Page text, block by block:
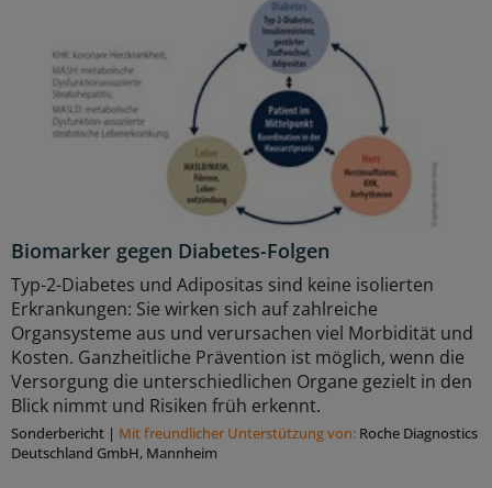
Biomarker gegen Diabetes-Folgen
Typ-2-Diabetes und Adipositas sind keine isolierten
Erkrankungen: Sie wirken sich auf zahlreiche
Organsysteme aus und verursachen viel Morbidität und
Kosten. Ganzheitliche Prävention ist möglich, wenn die
Versorgung die unterschiedlichen Organe gezielt in den
Blick nimmt und Risiken früh erkennt.
Sonderbericht | Mit freundlicher Unterstützung von: Roche Diagnostics
Deutschland GmbH, Mannheim